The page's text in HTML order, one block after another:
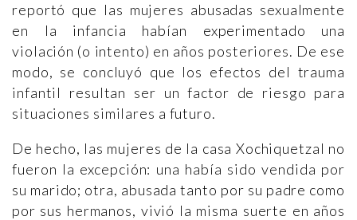
reportó que las mujeres abusadas sexualmente
en la infancia habían experimentado una
violación (o intento) en años posteriores. De ese
modo, se concluyó que los efectos del trauma
infantil resultan ser un factor de riesgo para
situaciones similares a futuro.
De hecho, las mujeres de la casa Xochiquetzal no
fueron la excepción: una había sido vendida por
su marido; otra, abusada tanto por su padre como
por sus hermanos, vivió la misma suerte en años